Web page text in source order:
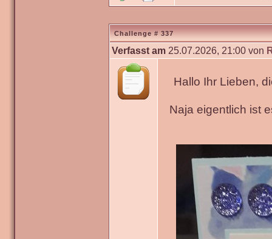
Challenge # 337
Verfasst am 25.07.2026, 21:00 von
Hallo Ihr Lieben,
Naja eigentlich ist